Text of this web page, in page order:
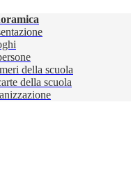
della scuola
della scuola